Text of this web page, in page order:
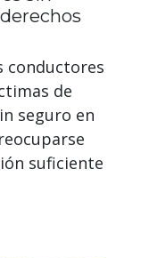
conductores
de
seguro en
suficiente